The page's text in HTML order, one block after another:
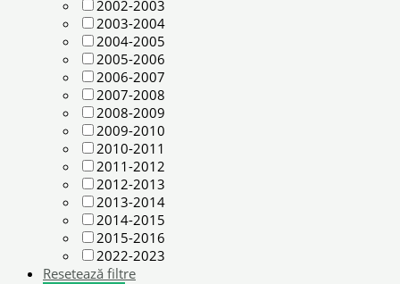
2002-2003
2003-2004
2004-2005
2005-2006
2006-2007
2007-2008
2008-2009
2009-2010
2010-2011
2011-2012
2012-2013
2013-2014
2014-2015
2015-2016
2022-2023
Resetează filtre